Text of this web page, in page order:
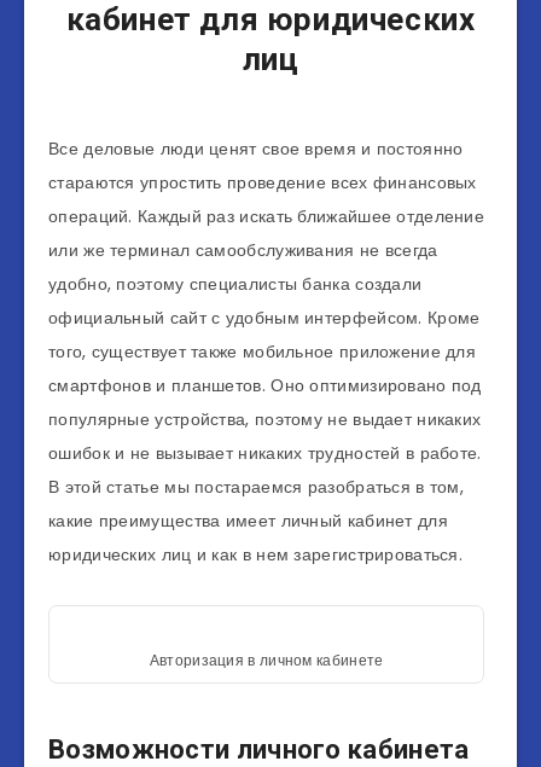
кабинет для юридических
лиц
Все деловые люди ценят свое время и постоянно
стараются упростить проведение всех финансовых
операций. Каждый раз искать ближайшее отделение
или же терминал самообслуживания не всегда
удобно, поэтому специалисты банка создали
официальный сайт с удобным интерфейсом. Кроме
того, существует также мобильное приложение для
смартфонов и планшетов. Оно оптимизировано под
популярные устройства, поэтому не выдает никаких
ошибок и не вызывает никаких трудностей в работе.
В этой статье мы постараемся разобраться в том,
какие преимущества имеет личный кабинет для
юридических лиц и как в нем зарегистрироваться.
Авторизация в личном кабинете
Возможности личного кабинета